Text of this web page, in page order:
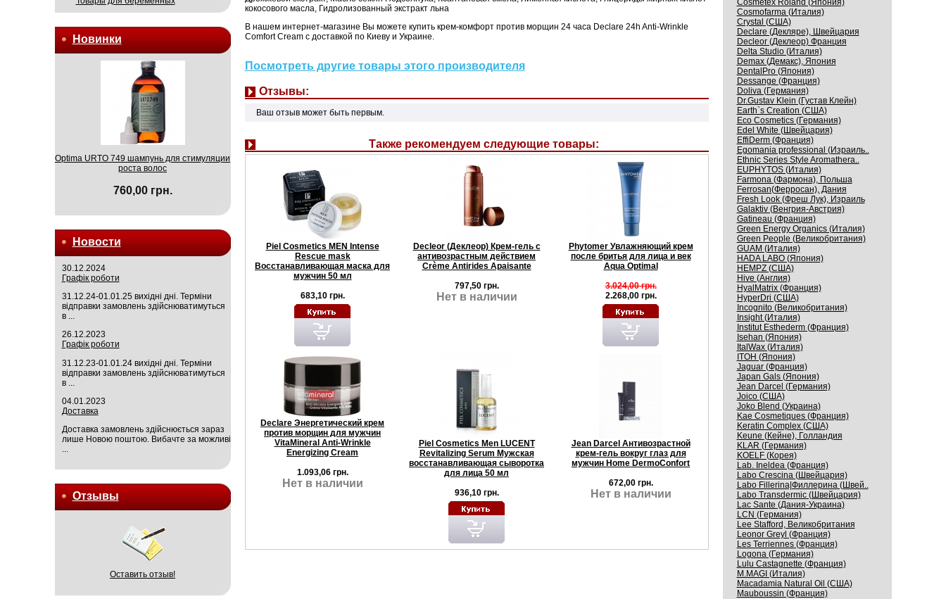
Новинки
Optima URTO 749 шампунь для стимуляции
роста волос
760,00 грн.
Новости
30.12.2024
Графік роботи
31.12.24-01.01.25 вихідні дні. Терміни
відправки замовлень здійснюватимуться
в ...
26.12.2023
Графік роботи
31.12.23-01.01.24 вихідні дні. Терміни
відправки замовлень здійснюватимуться
в ...
04.01.2023
Доставка
Доставка замовлень здійснюється зараз
лише Новою поштою. Вибачте за можливі
...
Отзывы
Оставить отзыв!
кокосового масла, Гидролизованный экстракт льна
В нашем интернет-магазине Вы можете купить крем-комфорт против морщин 24 часа Declare 24h Anti-Wrinkle
Comfort Cream с доставкой по Киеву и Украине.
Посмотреть другие товары этого производителя
Отзывы:
Ваш отзыв может быть первым.
Также рекомендуем следующие товары:
Piel Cosmetics MEN Intense
Rescue mask
Восстанавливающая маска для
мужчин 50 мл
683,10 грн.
Decleor (Деклеор) Крем-гель с
антивозрастным действием
Crème Antirides Apaisante
797,50 грн.
Нет в наличии
Phytomer Увлажняющий крем
после бритья для лица и век
Aqua Optimal
3.024,00 грн.
2.268,00 грн.
Declare Энергетический крем
против морщин для мужчин
VitaMineral Anti-Wrinkle
Energizing Cream
1.093,06 грн.
Нет в наличии
Piel Cosmetics Men LUCENT
Revitalizing Serum Мужская
восстанавливающая сыворотка
для лица 50 мл
936,10 грн.
Jean Darcel Антивозрастной
крем-гель вокруг глаз для
мужчин Home DermoConfort
672,00 грн.
Нет в наличии
Cosmetex Roland (Япония)
Cosmofarma (Италия)
Crystal (США)
Declare (Декляре), Швейцария
Decleor (Деклеор) Франция
Delta Studio (Италия)
Demax (Демакс), Япония
DentalPro (Япония)
Dessange (Франция)
Doliva (Германия)
Dr.Gustav Klein (Густав Клейн)
Earth`s Creation (США)
Eco Cosmetics (Германия)
Edel White (Швейцария)
EffiDerm (Франция)
Egomania professional (Израиль..
Ethnic Series Style Aromathera..
EUPHYTOS (Италия)
Farmona (Фармона), Польша
Ferrosan(Ферросан), Дания
Fresh Look (Фреш Лук), Израиль
Galaktiv (Венгрия-Австрия)
Gatineau (Франция)
Green Energy Organics (Италия)
Green People (Великобритания)
GUAM (Италия)
HADA LABO (Япония)
HEMPZ (США)
Hive (Англия)
HyalMatrix (Франция)
HyperDri (США)
Incognito (Великобритания)
Insight (Италия)
Institut Esthederm (Франция)
Isehan (Япония)
ItalWax (Италия)
ITOH (Япония)
Jaguar (Франция)
Japan Gals (Япония)
Jean Darcel (Германия)
Joico (США)
Joko Blend (Украина)
Kaе Cosmеtiques (Франция)
Keratin Complex (США)
Keune (Кейне), Голландия
KLAR (Германия)
KOELF (Корея)
Lab. Ineldea (Франция)
Labo Crescina (Швейцария)
Labo Fillerina|Филлерина (Швей..
Labo Transdermic (Швейцария)
Lac Sante (Дания-Украина)
LCN (Германия)
Lee Stafford, Великобритания
Leonor Greyl (Франция)
Les Terriennes (Франция)
Logona (Германия)
Lulu Castagnette (Франция)
M.MAGI (Италия)
Macadamia Natural Oil (США)
Mauboussin (Франция)